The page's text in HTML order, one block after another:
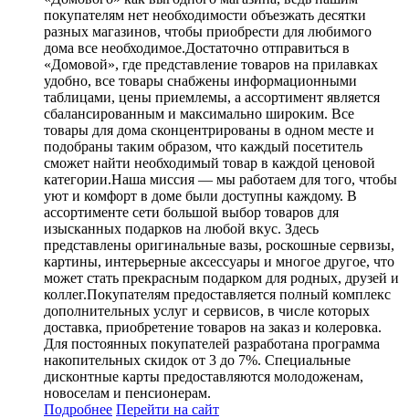
покупателям нет необходимости объезжать десятки
разных магазинов, чтобы приобрести для любимого
дома все необходимое.Достаточно отправиться в
«Домовой», где представление товаров на прилавках
удобно, все товары снабжены информационными
таблицами, цены приемлемы, а ассортимент является
сбалансированным и максимально широким. Все
товары для дома сконцентрированы в одном месте и
подобраны таким образом, что каждый посетитель
сможет найти необходимый товар в каждой ценовой
категории.Наша миссия — мы работаем для того, чтобы
уют и комфорт в доме были доступны каждому. В
ассортименте сети большой выбор товаров для
изысканных подарков на любой вкус. Здесь
представлены оригинальные вазы, роскошные сервизы,
картины, интерьерные аксессуары и многое другое, что
может стать прекрасным подарком для родных, друзей и
коллег.Покупателям предоставляется полный комплекс
дополнительных услуг и сервисов, в числе которых
доставка, приобретение товаров на заказ и колеровка.
Для постоянных покупателей разработана программа
накопительных скидок от 3 до 7%. Специальные
дисконтные карты предоставляются молодоженам,
новоселам и пенсионерам.
Подробнее Перейти на сайт